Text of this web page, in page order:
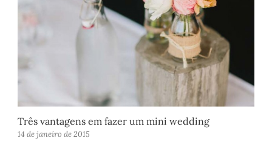
Três vantagens em fazer um mini wedding
14 de janeiro de 2015